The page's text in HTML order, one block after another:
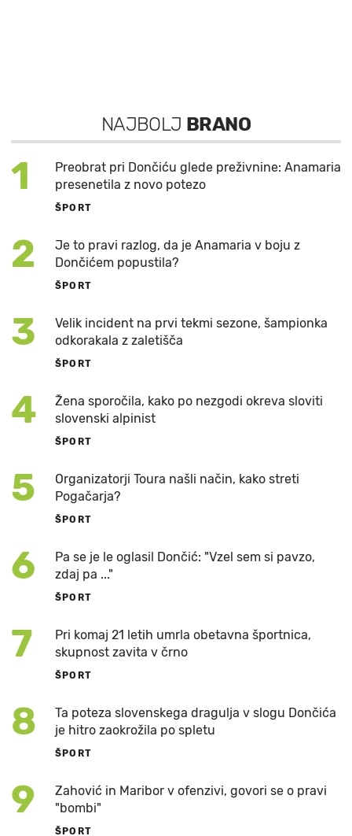
NAJBOLJ BRANO
1
Preobrat pri Dončiću glede preživnine: Anamaria
presenetila z novo potezo
ŠPORT
2
Je to pravi razlog, da je Anamaria v boju z
Dončićem popustila?
ŠPORT
3
Velik incident na prvi tekmi sezone, šampionka
odkorakala z zaletišča
ŠPORT
4
Žena sporočila, kako po nezgodi okreva sloviti
slovenski alpinist
ŠPORT
5
Organizatorji Toura našli način, kako streti
Pogačarja?
ŠPORT
6
Pa se je le oglasil Dončić: "Vzel sem si pavzo,
zdaj pa ..."
ŠPORT
7
Pri komaj 21 letih umrla obetavna športnica,
skupnost zavita v črno
ŠPORT
8
Ta poteza slovenskega dragulja v slogu Dončića
je hitro zaokrožila po spletu
ŠPORT
9
Zahović in Maribor v ofenzivi, govori se o pravi
"bombi"
ŠPORT